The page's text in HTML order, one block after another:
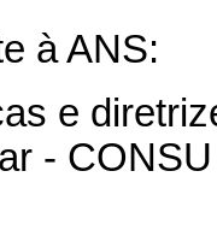
à ANS:
e
-